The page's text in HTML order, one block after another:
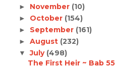
► November (10)
► October (154)
► September (161)
► August (232)
▼July (498)
The First Heir ~ Bab